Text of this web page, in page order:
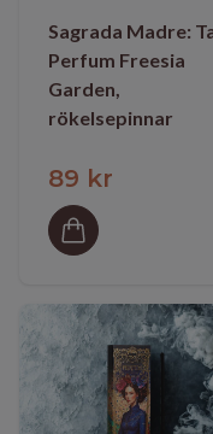
Sagrada Madre:
Perfum Freesia
Garden,
rökelsepinnar
89 kr